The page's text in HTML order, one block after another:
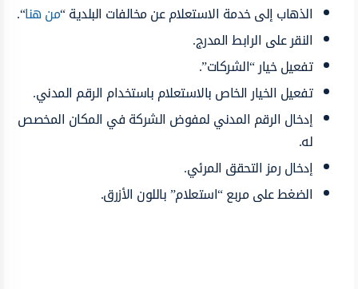
الذهاب إلى خدمة الاستعلام عن مخالفات البلدية “من هنا“.
النقر على الرابط المدرج.
تفعيل خيار “الشركات”.
تفعيل الخيار الخاص بالاستعلام باستخدام الرقم المدني.
إدخال الرقم المدني لمفوض الشركة في المكان المخصص
له.
إدخال رمز التحقق المرئي.
الضغط على مربع “استعلام” باللون الأزرق.